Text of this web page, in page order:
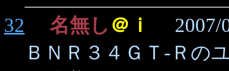
32
名無し ＠ｉ
2007/
ＢＮＲ３４ＧＴ-Ｒの